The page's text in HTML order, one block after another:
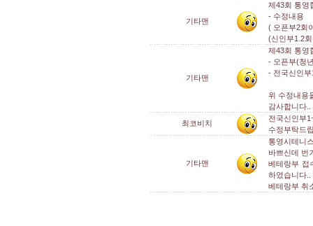
기타맨
제43회 통영
- 수정내용
( 오픈부2회
(신인부1.2
기타맨
제43회 통영
- 오픈부(청
- 전국신인
위 수정내용
감사합니다..
최코비치
전국신인부
수정부탁드
기타맨
통영시테니
바쁘신데 번
베테랑부 접
하였습니다..
베테랑부 취